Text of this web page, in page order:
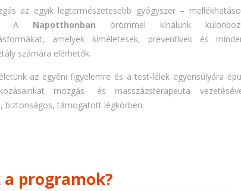
az egyik legtermészetesebb gyógyszer –
A Napotthonban örömmel kínálunk
amelyek kíméletesek, preventívek és
számára elérhetők.
az egyéni figyelemre és a test-lélek egyensúlyára
mozgás- és masszázsterapeuta
biztonságos, támogatott légkörben.
programok?